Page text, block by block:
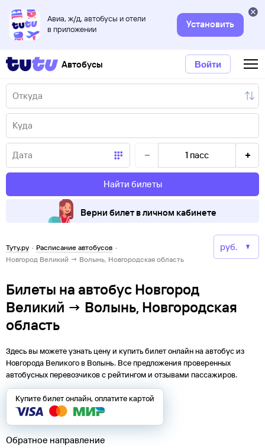
Авиа, ж/д, автобусы и отели
в приложении
Установить
Автобусы Войти
1 пасс
Найти билеты
Верни билет в личном кабинете
Туту.ру · Расписание автобусов ·
Новгород Великий → Волынь, Новгородская область
Билеты на автобус Новгород
Великий → Волынь, Новгородская
область
Здесь вы можете узнать цену и купить билет онлайн на автобус из
Новгорода Великогов Волынь. Все предложения проверенных
автобусных перевозчиков с рейтингом и отзывами пассажиров.
Купите билет онлайн, оплатите картой
Обратное направление